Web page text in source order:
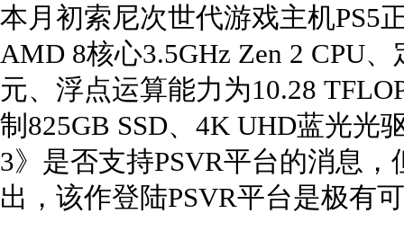
本月初索尼次世代游戏主机PS5
AMD 8核心3.5GHz Zen 2 CPU
元、浮点运算能力为10.28
制825GB SSD、4K UHD蓝光光
3》是否支持PSVR平台的消息
出，该作登陆PSVR平台是极有